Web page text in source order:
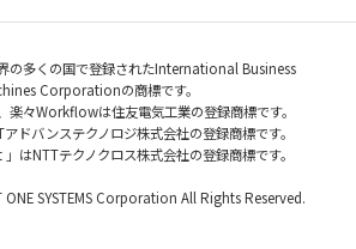
の多くの国で登録されたInternational Business
Corporationの商標です。
々Workflowは住友電気工業の登録商標です。
ドバンステクノロジ株式会社の登録商標です。
はNTTテクノクロス株式会社の登録商標です。
SYSTEMS Corporation All Rights Reserved.